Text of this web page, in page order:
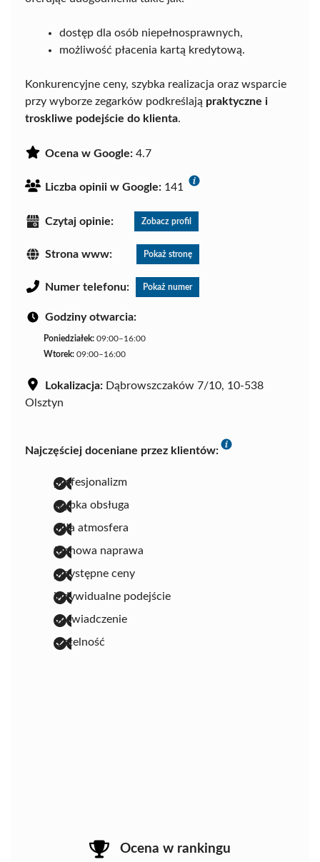
dostęp dla osób niepełnosprawnych,
możliwość płacenia kartą kredytową.
Konkurencyjne ceny, szybka realizacja oraz wsparcie
przy wyborze zegarków podkreślają praktyczne i
troskliwe podejście do klienta.
Ocena w Google: 4.7
Liczba opinii w Google: 141
Czytaj opinie: Zobacz profil
Strona www: Pokaż stronę
Numer telefonu: Pokaż numer
Godziny otwarcia:
Poniedziałek: 09:00–16:00
Wtorek: 09:00–16:00
Lokalizacja: Dąbrowszczaków 7/10, 10-538
Olsztyn
Najczęściej doceniane przez klientów:
profesjonalizm
szybka obsługa
miła atmosfera
fachowa naprawa
przystępne ceny
indywidualne podejście
doświadczenie
rzetelność
Ocena w rankingu